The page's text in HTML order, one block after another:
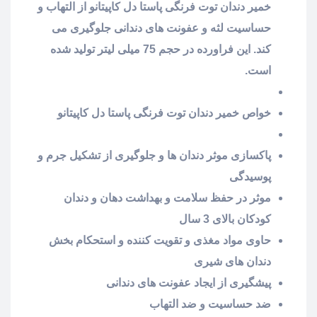
خمیر دندان توت فرنگی پاستا دل کاپیتانو از التهاب و
حساسیت لثه و عفونت های دندانی جلوگیری می
کند. این فراورده در حجم 75 میلی لیتر تولید شده
است.
خواص خمیر دندان توت فرنگی پاستا دل کاپیتانو
پاکسازی موثر دندان ها و جلوگیری از تشکیل جرم و
پوسیدگی
موثر در حفظ سلامت و بهداشت دهان و دندان
کودکان بالای 3 سال
حاوی مواد مغذی و تقویت کننده و استحکام بخش
دندان های شیری
پیشگیری از ایجاد عفونت های دندانی
ضد حساسیت و ضد التهاب